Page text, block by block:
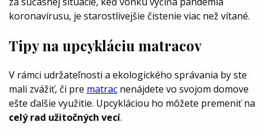
koronavírusu, je starostlivejšie čistenie viac než vítané.
Tipy na upcykláciu matracov
V rámci udržateľnosti a ekologického správania by ste
mali zvážiť, či pre matrac nenájdete vo svojom domove
ešte ďalšie využitie. Upcykláciou ho môžete premeniť na
celý rad užitočných vecí.